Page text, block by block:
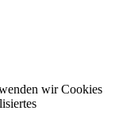
wir Cookies